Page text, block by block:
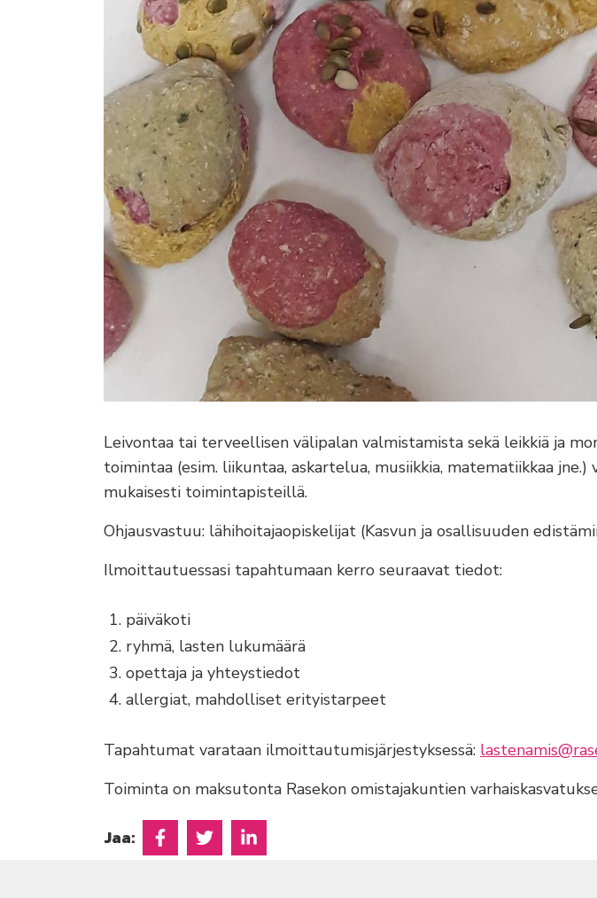
Leivontaa tai terveellisen välipalan valmistamista sekä leikkiä ja
toimintaa (esim. liikuntaa, askartelua, musiikkia, matematiikkaa
mukaisesti toimintapisteillä.
Ohjausvastuu: lähihoitajaopiskelijat (Kasvun ja osallisuuden
Ilmoittautuessasi tapahtumaan kerro seuraavat tiedot:
päiväkoti
ryhmä, lasten lukumäärä
opettaja ja yhteystiedot
allergiat, mahdolliset erityistarpeet
Tapahtumat varataan ilmoittautumisjärjestyksessä:
Toiminta on maksutonta Rasekon omistajakuntien
Jaa: Jaa Facebookissa
Jaa Twitterissä
Jaa Linkedinissä